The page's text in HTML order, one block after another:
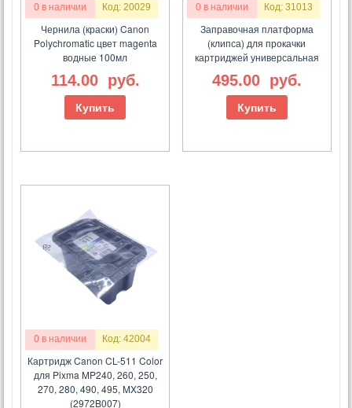
0 в наличии Код: 20029
Чернила (краски) Canon
Polychromatic цвет magenta
водные 100мл
114.00 руб.
Купить
0 в наличии Код: 31013
Заправочная платформа
(клипса) для прокачки
картриджей универсальная
495.00 руб.
Купить
0 в наличии Код: 42004
Картридж Canon CL-511 Color
для Pixma MP240, 260, 250,
270, 280, 490, 495, MX320
(2972B007)